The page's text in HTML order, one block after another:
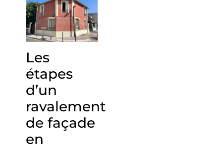
Les
étapes
d’un
ravalement
de façade
en